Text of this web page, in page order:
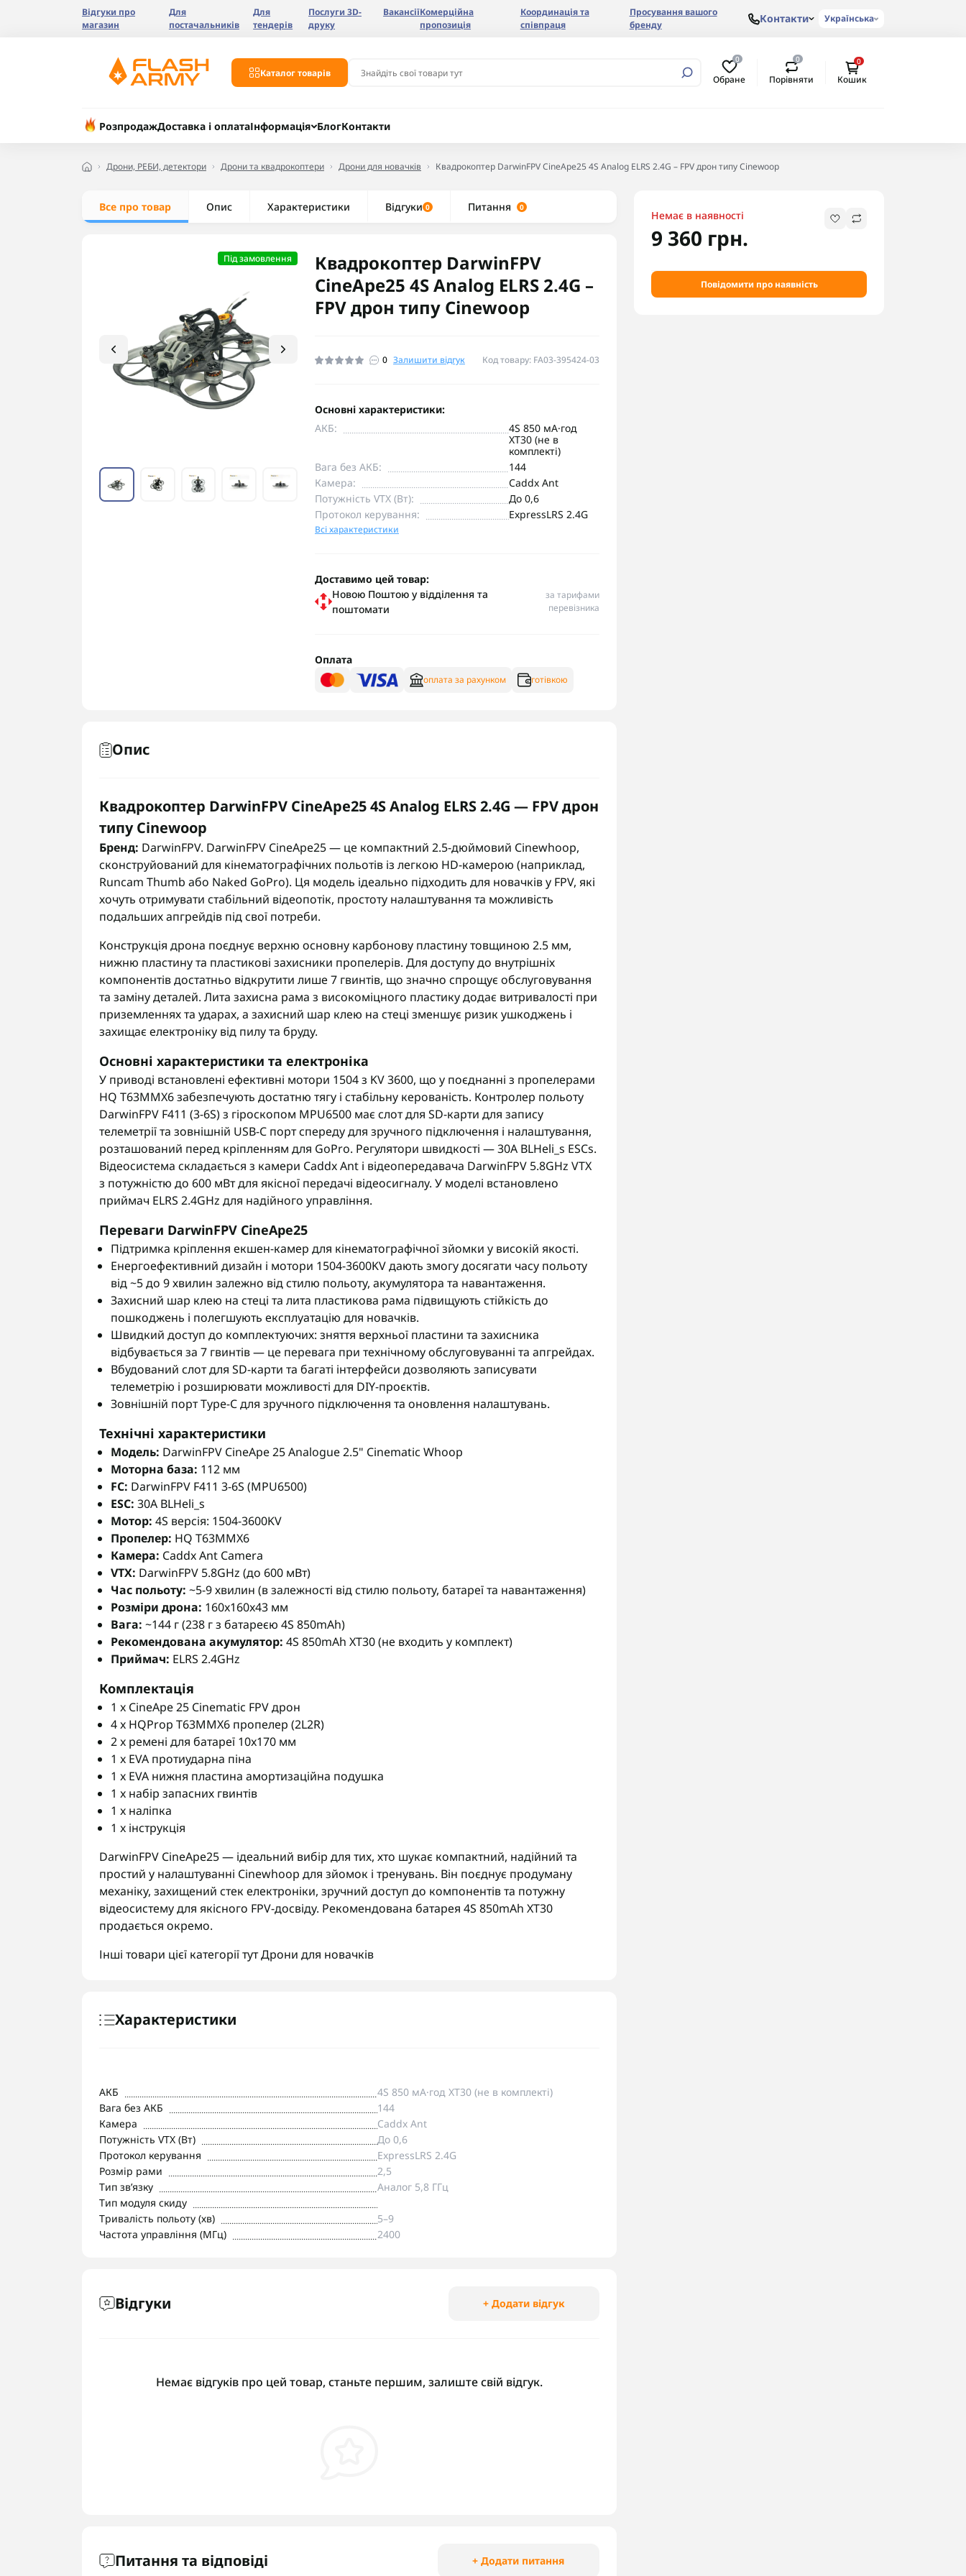
Відгуки про
магазин
Для
постачальників
Для
тендерів
Послуги 3D-
друку
ВакансіїКомерційна
пропозиція
Координація та
співпраця
Просування вашого
бренду
Контакти Українська
Каталог товарів
0
Обране
0
Порівняти
0
Кошик
РозпродажДоставка і оплатаІнформація БлогКонтакти
Дрони, РЕБИ, детектори Дрони та квадрокоптери Дрони для новачків Квадрокоптер DarwinFPV CineApe25 4S Analog ELRS 2.4G – FPV дрон типу Cinewoop
Все про товар Опис Характеристики Відгуки 0 Питання 0
Під замовлення
Квадрокоптер DarwinFPV
CineApe25 4S Analog ELRS 2.4G –
FPV дрон типу Cinewoop
0 Залишити відгук Код товару: FA03-395424-03
Немає в наявності
9 360 грн.
Повідомити про наявність
Основні характеристики:
АКБ:
4S 850 мА·год
XT30 (не в
комплекті)
Вага без АКБ:
144
Камера:
Caddx Ant
Потужність VTX (Вт):
До 0,6
Протокол керування:
ExpressLRS 2.4G
Всі характеристики
Доставимо цей товар:
Новою Поштою у відділення та
поштомати
за тарифами
перевізника
Оплата
оплата за рахунком готівкою
Опис
Квадрокоптер DarwinFPV CineApe25 4S Analog ELRS 2.4G — FPV дрон
типу Cinewoop
Бренд: DarwinFPV. DarwinFPV CineApe25 — це компактний 2.5-дюймовий Cinewhoop,
сконструйований для кінематографічних польотів із легкою HD-камерою (наприклад,
Runcam Thumb або Naked GoPro). Ця модель ідеально підходить для новачків у FPV, які
хочуть отримувати стабільний відеопотік, простоту налаштування та можливість
подальших апгрейдів під свої потреби.
Конструкція дрона поєднує верхню основну карбонову пластину товщиною 2.5 мм,
нижню пластину та пластикові захисники пропелерів. Для доступу до внутрішніх
компонентів достатньо відкрутити лише 7 гвинтів, що значно спрощує обслуговування
та заміну деталей. Лита захисна рама з високоміцного пластику додає витривалості при
приземленнях та ударах, а захисний шар клею на стеці зменшує ризик ушкоджень і
захищає електроніку від пилу та бруду.
Основні характеристики та електроніка
У приводі встановлені ефективні мотори 1504 з KV 3600, що у поєднанні з пропелерами
HQ T63MMX6 забезпечують достатню тягу і стабільну керованість. Контролер польоту
DarwinFPV F411 (3-6S) з гіроскопом MPU6500 має слот для SD-карти для запису
телеметрії та зовнішній USB-C порт спереду для зручного підключення і налаштування,
розташований перед кріпленням для GoPro. Регулятори швидкості — 30A BLHeli_s ESCs.
Відеосистема складається з камери Caddx Ant і відеопередавача DarwinFPV 5.8GHz VTX
з потужністю до 600 мВт для якісної передачі відеосигналу. У моделі встановлено
приймач ELRS 2.4GHz для надійного управління.
Переваги DarwinFPV CineApe25
Підтримка кріплення екшен-камер для кінематографічної зйомки у високій якості.
Енергоефективний дизайн і мотори 1504-3600KV дають змогу досягати часу польоту
від ~5 до 9 хвилин залежно від стилю польоту, акумулятора та навантаження.
Захисний шар клею на стеці та лита пластикова рама підвищують стійкість до
пошкоджень і полегшують експлуатацію для новачків.
Швидкий доступ до комплектуючих: зняття верхньої пластини та захисника
відбувається за 7 гвинтів — це перевага при технічному обслуговуванні та апгрейдах.
Вбудований слот для SD-карти та багаті інтерфейси дозволяють записувати
телеметрію і розширювати можливості для DIY-проєктів.
Зовнішній порт Type-C для зручного підключення та оновлення налаштувань.
Технічні характеристики
Модель: DarwinFPV CineApe 25 Analogue 2.5" Cinematic Whoop
Моторна база: 112 мм
FC: DarwinFPV F411 3-6S (MPU6500)
ESC: 30A BLHeli_s
Мотор: 4S версія: 1504-3600KV
Пропелер: HQ T63MMX6
Камера: Caddx Ant Camera
VTX: DarwinFPV 5.8GHz (до 600 мВт)
Час польоту: ~5-9 хвилин (в залежності від стилю польоту, батареї та навантаження)
Розміри дрона: 160x160x43 мм
Вага: ~144 г (238 г з батареєю 4S 850mAh)
Рекомендована акумулятор: 4S 850mAh XT30 (не входить у комплект)
Приймач: ELRS 2.4GHz
Комплектація
1 x CineApe 25 Cinematic FPV дрон
4 x HQProp T63MMX6 пропелер (2L2R)
2 x ремені для батареї 10x170 мм
1 x EVA протиударна піна
1 x EVA нижня пластина амортизаційна подушка
1 x набір запасних гвинтів
1 x наліпка
1 x інструкція
DarwinFPV CineApe25 — ідеальний вибір для тих, хто шукає компактний, надійний та
простий у налаштуванні Cinewhoop для зйомок і тренувань. Він поєднує продуману
механіку, захищений стек електроніки, зручний доступ до компонентів та потужну
відеосистему для якісного FPV-досвіду. Рекомендована батарея 4S 850mAh XT30
продається окремо.
Інші товари цієї категорії тутДрони для новачків
Характеристики
АКБ
4S 850 мА·год XT30 (не в комплекті)
Вага без АКБ
144
Камера
Caddx Ant
Потужність VTX (Вт)
До 0,6
Протокол керування
ExpressLRS 2.4G
Розмір рами
2,5
Тип звʼязку
Аналог 5,8 ГГц
Тип модуля скиду
Тривалість польоту (хв)
5–9
Частота управління (МГц)
2400
Відгуки + Додати відгук
Немає відгуків про цей товар, станьте першим, залиште свій відгук.
Питання та відповіді + Додати питання